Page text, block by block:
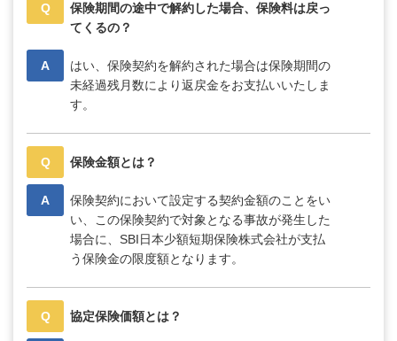
Q
保険期間の途中で解約した場合、保険料は戻っ
てくるの？
A
はい、保険契約を解約された場合は保険期間の
未経過残月数により返戻金をお支払いいたしま
す。
Q 保険金額とは？
A
保険契約において設定する契約金額のことをい
い、この保険契約で対象となる事故が発生した
場合に、SBI日本少額短期保険株式会社が支払
う保険金の限度額となります。
Q 協定保険価額とは？